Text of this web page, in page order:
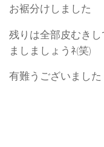
お裾分けしました
残りは全部皮むき
ましましょうﾈ(笑)
有難うございまし